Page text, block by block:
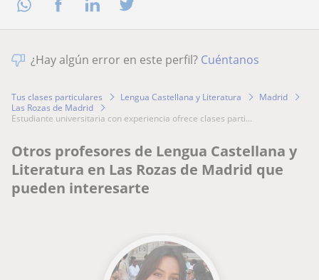
¿Hay algún error en este perfil? Cuéntanos
Tus clases particulares Lengua Castellana y Literatura
Madrid
Las Rozas de Madrid
estudiante universitaria con experiencia ofrece clases parti...
Otros profesores de Lengua Castellana y
Literatura en Las Rozas de Madrid que
pueden interesarte